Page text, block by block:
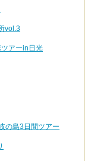
vol.3
アーin日光
の島3日間ツアー